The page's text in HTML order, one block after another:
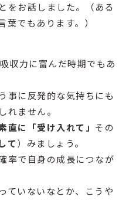
をお話しました。（ある
葉でもあります。）
収力に富んだ時期でもあ
事に反発的な気持ちにも
れません。
直に「受け入れて」 その
て）みましょう。
率で自身の成長につなが
ていないなとか、こうや